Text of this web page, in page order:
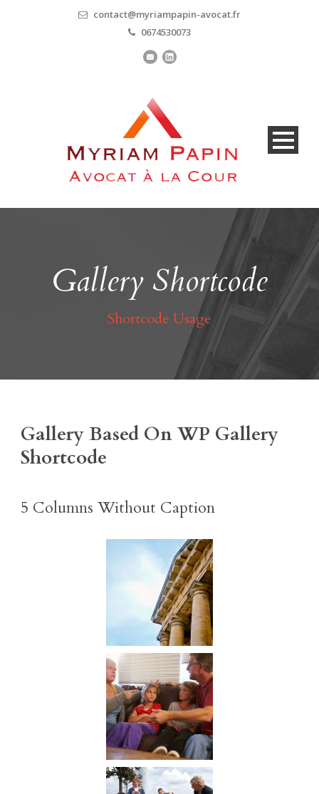
contact@myriampapin-avocat.fr
0674530073
Gallery Shortcode
Shortcode Usage
Gallery Based On WP Gallery
Shortcode
5 Columns Without Caption